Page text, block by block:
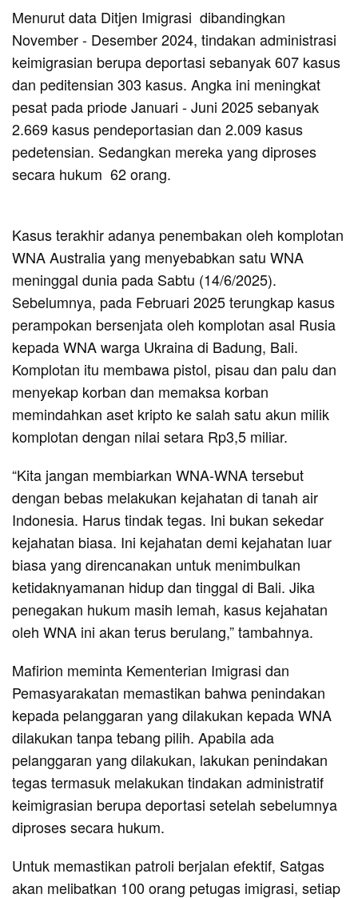
Menurut data Ditjen Imigrasi dibandingkan
November - Desember 2024, tindakan administrasi
keimigrasian berupa deportasi sebanyak 607 kasus
dan peditensian 303 kasus. Angka ini meningkat
pesat pada priode Januari - Juni 2025 sebanyak
2.669 kasus pendeportasian dan 2.009 kasus
pedetensian. Sedangkan mereka yang diproses
secara hukum 62 orang.
Kasus terakhir adanya penembakan oleh komplotan
WNA Australia yang menyebabkan satu WNA
meninggal dunia pada Sabtu (14/6/2025).
Sebelumnya, pada Februari 2025 terungkap kasus
perampokan bersenjata oleh komplotan asal Rusia
kepada WNA warga Ukraina di Badung, Bali.
Komplotan itu membawa pistol, pisau dan palu dan
menyekap korban dan memaksa korban
memindahkan aset kripto ke salah satu akun milik
komplotan dengan nilai setara Rp3,5 miliar.
“Kita jangan membiarkan WNA-WNA tersebut
dengan bebas melakukan kejahatan di tanah air
Indonesia. Harus tindak tegas. Ini bukan sekedar
kejahatan biasa. Ini kejahatan demi kejahatan luar
biasa yang direncanakan untuk menimbulkan
ketidaknyamanan hidup dan tinggal di Bali. Jika
penegakan hukum masih lemah, kasus kejahatan
oleh WNA ini akan terus berulang,” tambahnya.
Mafirion meminta Kementerian Imigrasi dan
Pemasyarakatan memastikan bahwa penindakan
kepada pelanggaran yang dilakukan kepada WNA
dilakukan tanpa tebang pilih. Apabila ada
pelanggaran yang dilakukan, lakukan penindakan
tegas termasuk melakukan tindakan administratif
keimigrasian berupa deportasi setelah sebelumnya
diproses secara hukum.
Untuk memastikan patroli berjalan efektif, Satgas
akan melibatkan 100 orang petugas imigrasi, setiap